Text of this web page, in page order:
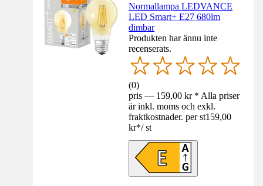
Normallampa LEDVANCE
LED Smart+ E27 680lm
dimbar
Produkten har ännu inte
recenserats.
(0)
pris — 159,00 kr * Alla priser
är inkl. moms och exkl.
fraktkostnader. per st159,00
kr*/ st